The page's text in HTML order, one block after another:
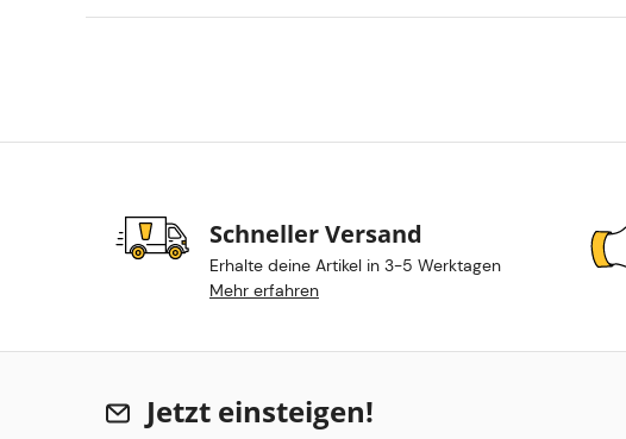
Schneller Versand
Erhalte deine Artikel in 3-5 Werktagen
Mehr erfahren
Jetzt einsteigen!